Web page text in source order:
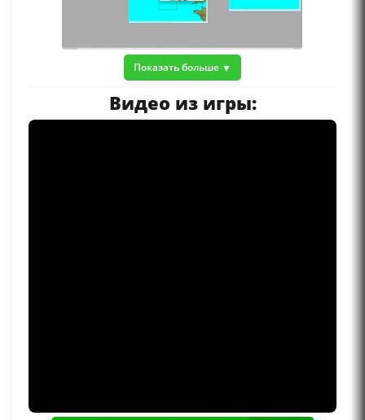
Показать больше
Видео из игры: